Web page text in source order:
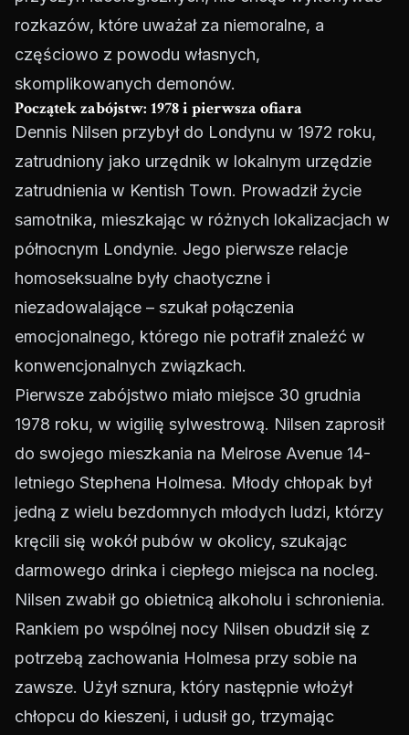
rozkazów, które uważał za niemoralne, a
częściowo z powodu własnych,
skomplikowanych demonów.
Początek zabójstw: 1978 i pierwsza ofiara
Dennis Nilsen przybył do Londynu w 1972 roku,
zatrudniony jako urzędnik w lokalnym urzędzie
zatrudnienia w Kentish Town. Prowadził życie
samotnika, mieszkając w różnych lokalizacjach w
północnym Londynie. Jego pierwsze relacje
homoseksualne były chaotyczne i
niezadowalające – szukał połączenia
emocjonalnego, którego nie potrafił znaleźć w
konwencjonalnych związkach.
Pierwsze zabójstwo miało miejsce 30 grudnia
1978 roku, w wigilię sylwestrową. Nilsen zaprosił
do swojego mieszkania na Melrose Avenue 14-
letniego Stephena Holmesa. Młody chłopak był
jedną z wielu bezdomnych młodych ludzi, którzy
kręcili się wokół pubów w okolicy, szukając
darmowego drinka i ciepłego miejsca na nocleg.
Nilsen zwabił go obietnicą alkoholu i schronienia.
Rankiem po wspólnej nocy Nilsen obudził się z
potrzebą zachowania Holmesa przy sobie na
zawsze. Użył sznura, który następnie włożył
chłopcu do kieszeni, i udusił go, trzymając